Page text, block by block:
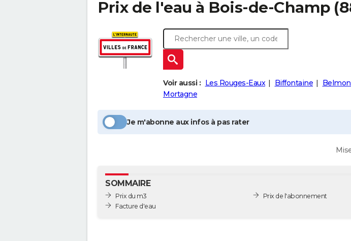
Prix de l'eau à Bois-de-Champ
Voir aussi : Les Rouges-Eaux Biffontaine
Mortagne
Je m'abonne aux infos à pas rater
SOMMAIRE
Prix du m3
Facture d'eau
Prix de l'abonnement